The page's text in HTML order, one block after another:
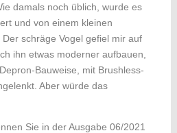
damals noch üblich, wurde es
und von einem kleinen
schräge Vogel gefiel mir auf
ihn etwas moderner aufbauen,
Bauweise, mit Brushless-
Aber würde das
Sie in der Ausgabe 06/2021